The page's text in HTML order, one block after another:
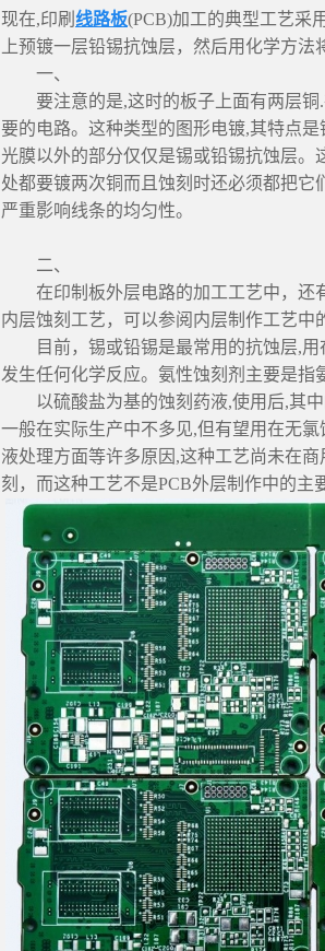
现在,印刷 线路板(PCB)加工的典型工艺采
上预镀一层铅锡抗蚀层，然后用化学方法
一、
要注意的是,这时的板子上面有两层铜.
要的电路。这种类型的图形电镀,其特点
光膜以外的部分仅仅是锡或铅锡抗蚀层。
处都要镀两次铜而且蚀刻时还必须都把
严重影响线条的均匀性。
二、
在印制板外层电路的加工工艺中，还
内层蚀刻工艺，可以参阅内层制作工艺中
目前，锡或铅锡是最常用的抗蚀层,用
发生任何化学反应。氨性蚀刻剂主要是指
以硫酸盐为基的蚀刻药液,使用后,其中
一般在实际生产中不多见,但有望用在无
液处理方面等许多原因,这种工艺尚未在
刻，而这种工艺不是PCB外层制作中的主